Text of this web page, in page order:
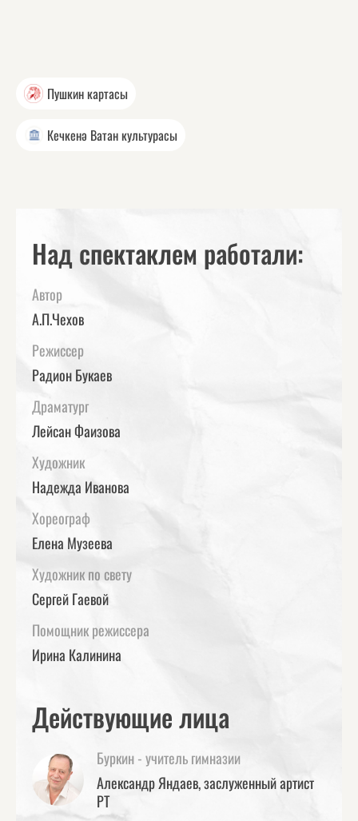
Пушкин картасы
Кечкенә Ватан культурасы
Над спектаклем работали:
Автор
А.П.Чехов
Режиссер
Радион Букаев
Драматург
Лейсан Фаизова
Художник
Надежда Иванова
Хореограф
Елена Музеева
Художник по свету
Сергей Гаевой
Помощник режиссера
Ирина Калинина
Действующие лица
Буркин - учитель гимназии
Александр Яндаев, заслуженный артист
РТ